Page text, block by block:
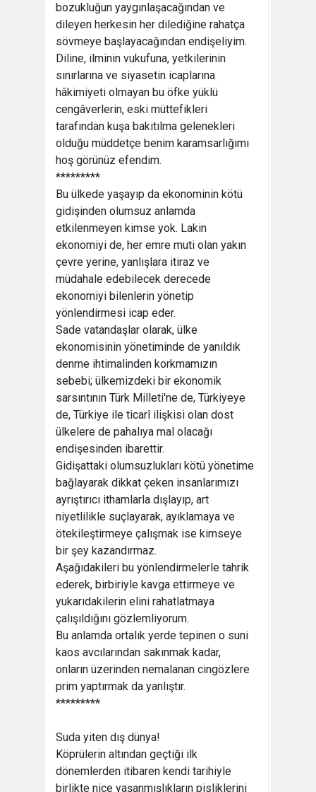
bozukluğun yaygınlaşacağından ve
dileyen herkesin her dilediğine rahatça
sövmeye başlayacağından endişeliyim.
Diline, ilminin vukufuna, yetkilerinin
sınırlarına ve siyasetin icaplarına
hâkimiyeti olmayan bu öfke yüklü
cengâverlerin, eski müttefikleri
tarafından kuşa bakıtılma gelenekleri
olduğu müddetçe benim karamsarlığımı
hoş görünüz efendim.
*********
Bu ülkede yaşayıp da ekonominin kötü
gidişinden olumsuz anlamda
etkilenmeyen kimse yok. Lakin
ekonomiyi de, her emre muti olan yakın
çevre yerine, yanlışlara itiraz ve
müdahale edebilecek derecede
ekonomiyi bilenlerin yönetip
yönlendirmesi icap eder.
Sade vatandaşlar olarak, ülke
ekonomisinin yönetiminde de yanıldık
denme ihtimalinden korkmamızın
sebebi; ülkemizdeki bir ekonomik
sarsıntının Türk Milleti'ne de, Türkiyeye
de, Türkiye ile ticarî ilişkisi olan dost
ülkelere de pahalıya mal olacağı
endişesinden ibarettir.
Gidişattaki olumsuzlukları kötü yönetime
bağlayarak dikkat çeken insanlarımızı
ayrıştırıcı ithamlarla dışlayıp, art
niyetlilikle suçlayarak, ayıklamaya ve
ötekileştirmeye çalışmak ise kimseye
bir şey kazandırmaz.
Aşağıdakileri bu yönlendirmelerle tahrik
ederek, birbiriyle kavga ettirmeye ve
yukarıdakilerin elini rahatlatmaya
çalışıldığını gözlemliyorum.
Bu anlamda ortalık yerde tepinen o suni
kaos avcılarından sakınmak kadar,
onların üzerinden nemalanan cingözlere
prim yaptırmak da yanlıştır.
*********
Suda yiten dış dünya!
Köprülerin altından geçtiği ilk
dönemlerden itibaren kendi tarihiyle
birlikte nice yaşanmışlıkların pisliklerini